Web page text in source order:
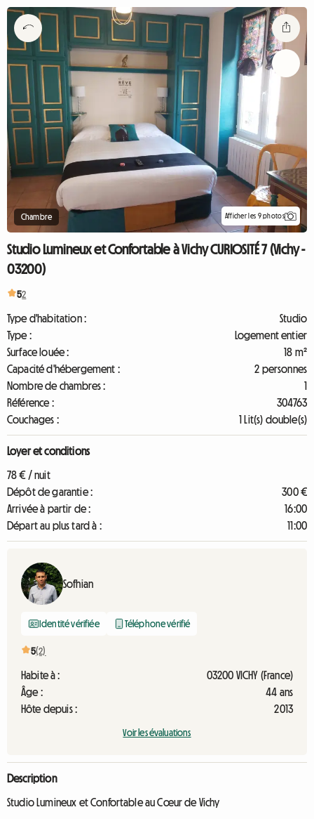
Chambre Afficher les 9 photos
Studio Lumineux et Confortable à Vichy CURIOSITÉ 7 (Vichy -
03200)
52
Type d'habitation :
Studio
Type :
Logement entier
Surface louée :
18 m²
Capacité d'hébergement :
2 personnes
Nombre de chambres :
1
Référence :
304763
Couchages :
1 Lit(s) double(s)
Loyer et conditions
78 € / nuit
Dépôt de garantie :
300 €
Arrivée à partir de :
16:00
Départ au plus tard à :
11:00
Sofhian
Identité vérifiée Téléphone vérifié
5(2)
Habite à :
03200 VICHY (France)
Âge :
44 ans
Hôte depuis :
2013
Voir les évaluations
Description
Studio Lumineux et Confortable au Cœur de Vichy